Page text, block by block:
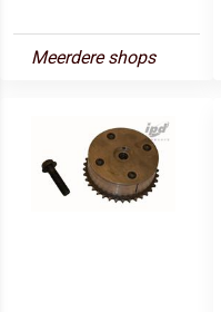
Meerdere shops